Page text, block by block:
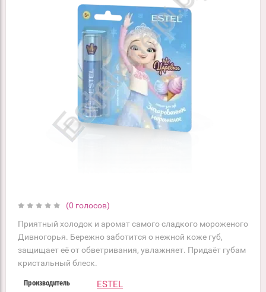
(0 голосов)
Приятный холодок и аромат самого сладкого мороженого
Дивногорья. Бережно заботится о нежной коже губ,
защищает её от обветривания, увлажняет. Придаёт губам
кристальный блеск.
Производитель ESTEL